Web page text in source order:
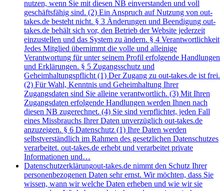
nutzen, wenn Sie mit diesen NB einverstanden und voll
geschäftsfähig sind. (2) Ein Anspruch auf Nutzung von out-
takes.de besteht nicht. § 3 Änderungen und Beendigung out-
takes.de behält sich vor, den Betrieb der Website jederzeit
einzustellen und das System zu ändern. § 4 Verantwortlichkeit
Jedes Mitglied übernimmt die volle und alleinige
Verantwortung für unter seinem Profil erfolgende Handlungen
und Erklärungen. § 5 Zugangsschutz und
Geheimhaltungspflicht (1) Der Zugang zu out-takes.de ist frei.
(2) Für Wahl, Kenntnis und Geheimhaltung Ihrer
Zugangsdaten sind Sie alleine verantwortlich. (3) Mit Ihren
Zugangsdaten erfolgende Handlungen werden Ihnen nach
diesen NB zugerechnet. (4) Sie sind verpflichtet, jeden Fall
eines Missbrauchs Ihrer Daten unverzüglich out-takes.de
anzuzeigen. § 6 Datenschutz (1) Ihre Daten werden
selbstverständlich im Rahmen des gesetzlichen Datenschutzes
verarbeitet. out-takes.de erhebt und verarbeitet private
Informationen und…
Datenschutzerklärungout-takes.de nimmt den Schutz Ihrer
personenbezogenen Daten sehr ernst. Wir möchten, dass Sie
wissen, wann wir welche Daten erheben und wie wir sie